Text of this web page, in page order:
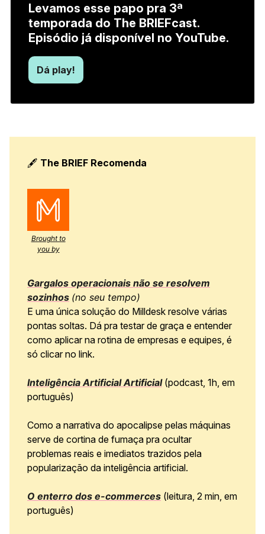
Levamos esse papo pra 3ª
temporada do The BRIEFcast.
Episódio já disponível no YouTube.
Dá play!
🖋️ The BRIEF Recomenda
Brought to
you by
Gargalos operacionais não se resolvem
sozinhos (no seu tempo)
E uma única solução do Milldesk resolve várias
pontas soltas. Dá pra testar de graça e entender
como aplicar na rotina de empresas e equipes, é
só clicar no link.
Inteligência Artificial Artificial(podcast, 1h, em
português)
Como a narrativa do apocalipse pelas máquinas
serve de cortina de fumaça pra ocultar
problemas reais e imediatos trazidos pela
popularização da inteligência artificial.
O enterro dos e-commerces (leitura, 2 min, em
português)